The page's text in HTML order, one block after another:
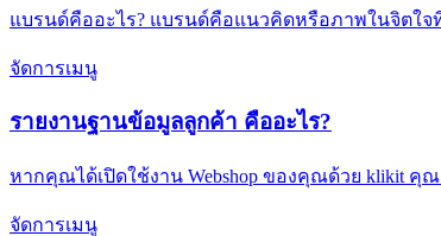
แบรนด์คืออะไร? แบรนด์คือแนวคิดหรือภาพในจิตใ
จัดการเมนู
รายงานฐานข้อมูลลูกค้า คืออะไร?
หากคุณได้เปิดใช้งาน Webshop ของคุณด้วย klikit
จัดการเมนู